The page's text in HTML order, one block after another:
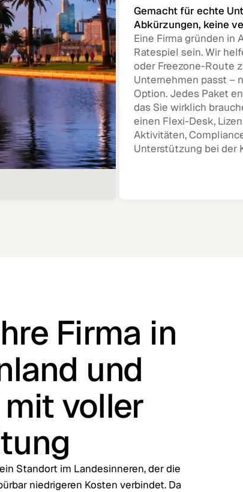
Gemacht für echte
Abkürzungen, keine
Eine Firma gründen in
Ratespiel sein. Wir
oder Freezone-Route
Unternehmen passt –
Option. Jedes Paket
das Sie wirklich
einen Flexi-Desk,
Aktivitäten,
Unterstützung bei der
Firma in
und
mit voller
Standort im Landesinneren, der die
niedrigeren Kosten verbindet. Da